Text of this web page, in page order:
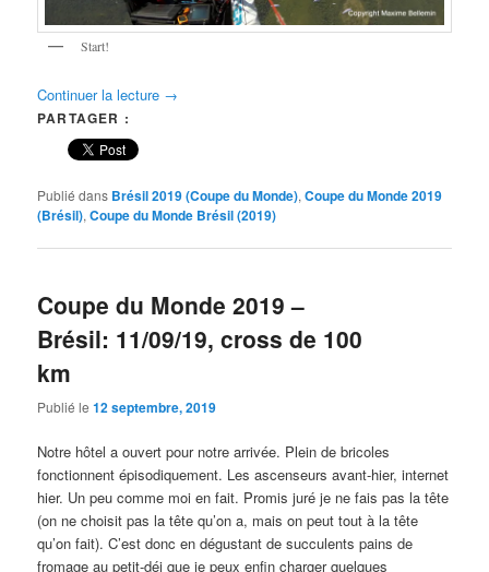
Start!
Continuer la lecture →
PARTAGER :
Publié dans Brésil 2019 (Coupe du Monde),Coupe du Monde 2019
(Brésil),Coupe du Monde Brésil (2019)
Coupe du Monde 2019 –
Brésil: 11/09/19, cross de 100
km
Publié le12 septembre, 2019
Notre hôtel a ouvert pour notre arrivée. Plein de bricoles
fonctionnent épisodiquement. Les ascenseurs avant-hier, internet
hier. Un peu comme moi en fait. Promis juré je ne fais pas la tête
(on ne choisit pas la tête qu’on a, mais on peut tout à la tête
qu’on fait). C’est donc en dégustant de succulents pains de
fromage au petit-déj que je peux enfin charger quelques